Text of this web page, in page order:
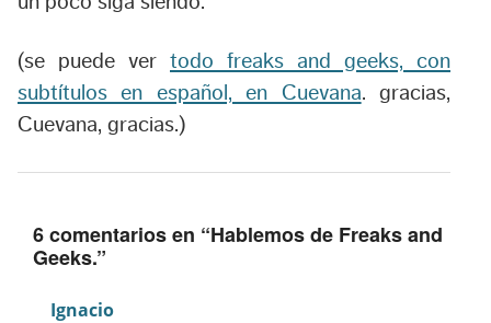
(se puede ver todo freaks and geeks, con
subtítulos en español, en Cuevana. gracias,
Cuevana, gracias.)
6 comentarios en “Hablemos de Freaks and
Geeks.”
Ignacio